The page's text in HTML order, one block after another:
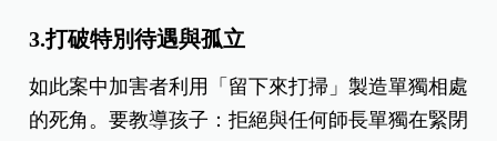
3.打破特別待遇與孤立
如此案中加害者利用「留下來打掃」製造單獨相處
的死角。要教導孩子：拒絕與任何師長單獨在緊閉